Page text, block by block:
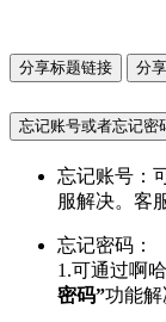
分享标题链接 分
忘记账号或者忘记密
忘记账号：
服解决。客
忘记密码：
1.可通过啊
密码”功能解